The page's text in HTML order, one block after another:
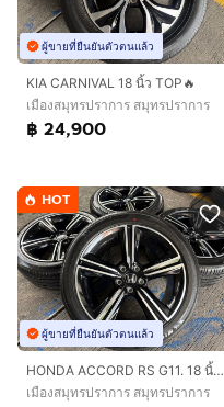
ผู้ขายที่ยืนยันตัวตนแล้ว
KIA CARNIVAL 18 นิ้ว TOP🔥
เมืองสมุทรปราการ สมุทรปราการ
฿ 24,900
HOT
ผู้ขายที่ยืนยันตัวตนแล้ว
HONDA ACCORD RS G11. 18 นิ้ว TOP🔥
เมืองสมุทรปราการ สมุทรปราการ